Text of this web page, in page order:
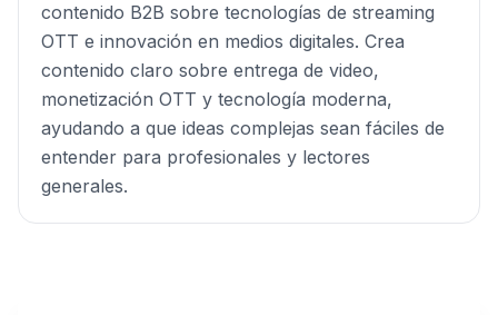
contenido B2B sobre tecnologías de streaming
OTT e innovación en medios digitales. Crea
contenido claro sobre entrega de video,
monetización OTT y tecnología moderna,
ayudando a que ideas complejas sean fáciles de
entender para profesionales y lectores
generales.